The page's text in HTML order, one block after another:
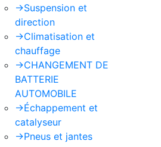
->Suspension et
direction
->Climatisation et
chauffage
->CHANGEMENT DE
BATTERIE
AUTOMOBILE
->Échappement et
catalyseur
->Pneus et jantes